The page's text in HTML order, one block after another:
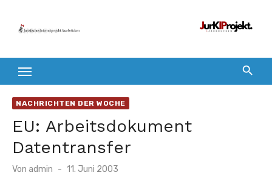
Inhalt
NACHRICHTEN DER WOCHE
EU: Arbeitsdokument
Datentransfer
Von admin
Veröffentlicht
11. Juni 2003